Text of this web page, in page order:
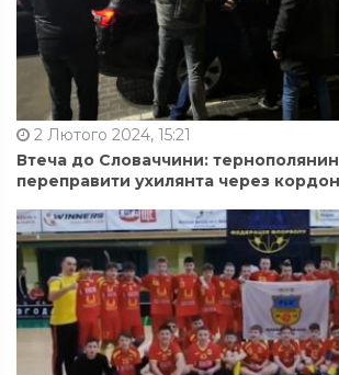
2 Лютого 2024, 15:21
Втеча до Словаччини: тернополянин
переправити ухилянта через кордон